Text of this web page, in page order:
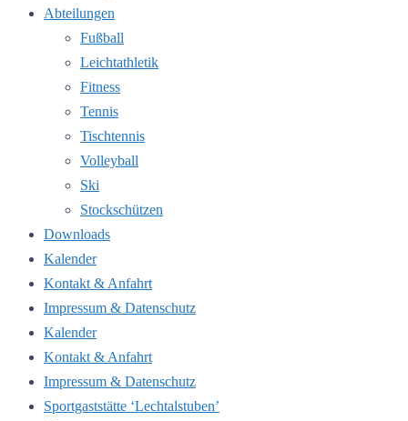
Abteilungen
Fußball
Leichtathletik
Fitness
Tennis
Tischtennis
Volleyball
Ski
Stockschützen
Downloads
Kalender
Kontakt & Anfahrt
Impressum & Datenschutz
Kalender
Kontakt & Anfahrt
Impressum & Datenschutz
Sportgaststätte ‘Lechtalstuben’